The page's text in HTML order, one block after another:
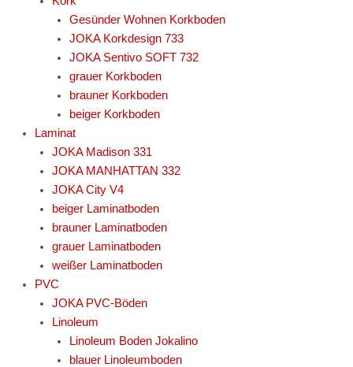
Gesünder Wohnen Korkboden
JOKA Korkdesign 733
JOKA Sentivo SOFT 732
grauer Korkboden
brauner Korkboden
beiger Korkboden
Laminat
JOKA Madison 331
JOKA MANHATTAN 332
JOKA City V4
beiger Laminatboden
brauner Laminatboden
grauer Laminatboden
weißer Laminatboden
PVC
JOKA PVC-Böden
Linoleum
Linoleum Boden Jokalino
blauer Linoleumboden